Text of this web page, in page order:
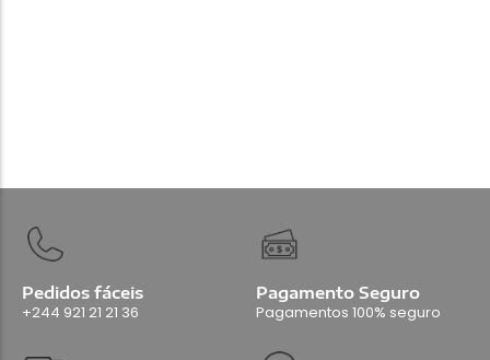
Pedidos fáceis
+244 921 21 21 36
Pagamento Seguro
Pagamentos 100% seguro